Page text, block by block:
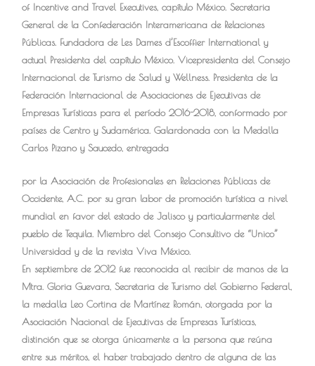
of Incentive and Travel Executives, capítulo México. Secretaria
General de la Confederación Interamericana de Relaciones
Públicas. Fundadora de Les Dames d’Escoffier International y
actual Presidenta del capítulo México. Vicepresidenta del Consejo
Internacional de Turismo de Salud y Wellness. Presidenta de la
Federación Internacional de Asociaciones de Ejecutivas de
Empresas Turísticas para el período 2016-2018, conformado por
países de Centro y Sudamérica. Galardonada con la Medalla
Carlos Pizano y Saucedo, entregada
por la Asociación de Profesionales en Relaciones Públicas de
Occidente, A.C. por su gran labor de promoción turística a nivel
mundial en favor del estado de Jalisco y particularmente del
pueblo de Tequila. Miembro del Consejo Consultivo de “Unico”
Universidad y de la revista Viva México.
En septiembre de 2012 fue reconocida al recibir de manos de la
Mtra. Gloria Guevara, Secretaria de Turismo del Gobierno Federal,
la medalla Leo Cortina de Martínez Román, otorgada por la
Asociación Nacional de Ejecutivas de Empresas Turísticas,
distinción que se otorga únicamente a la persona que reúna
entre sus méritos, el haber trabajado dentro de alguna de las